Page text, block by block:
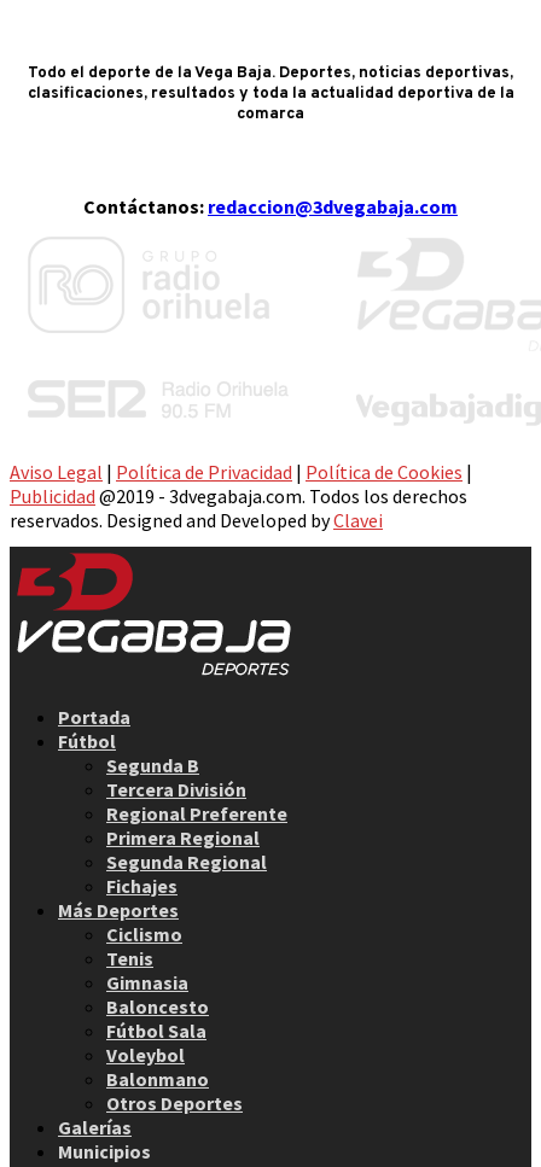
Todo el deporte de la Vega Baja. Deportes, noticias deportivas,
clasificaciones, resultados y toda la actualidad deportiva de la
comarca
Contáctanos: redaccion@3dvegabaja.com
Aviso Legal | Política de Privacidad | Política de Cookies |
Publicidad @2019 - 3dvegabaja.com. Todos los derechos
reservados. Designed and Developed byClavei
Portada
Fútbol
Segunda B
Tercera División
Regional Preferente
Primera Regional
Segunda Regional
Fichajes
Más Deportes
Ciclismo
Tenis
Gimnasia
Baloncesto
Fútbol Sala
Voleybol
Balonmano
Otros Deportes
Galerías
Municipios